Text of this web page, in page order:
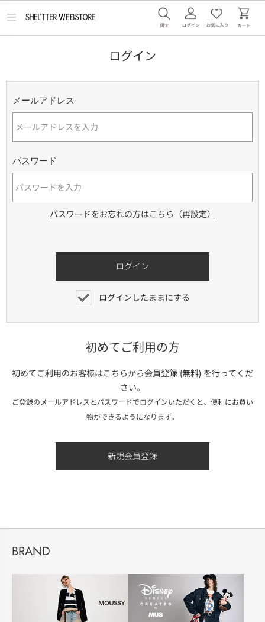
メ
ログイン
メールアドレス
パスワード
パスワードをお忘れの方はこちら（再設定）
ログインしたままにする
初めてご利用の方
初めてご利用のお客様はこちらから会員登録 (無料) を行ってくだ
さい。
ご登録のメールアドレスとパスワードでログインいただくと、便利にお買い
物ができるようになります。
BRAND